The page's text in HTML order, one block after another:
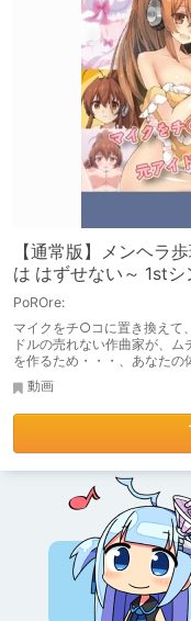
【通常版】メンヘラ
は はずせない～ 1st
チ！ エッチで良い曲
PoROre:
マイクをチ○コに置き換えて
ドルの売れない作曲家が、
を作るため・・・、あなたの
動画